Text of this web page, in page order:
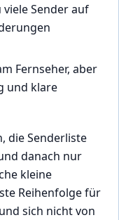
Sender auf
Fernseher, aber
und klare
die Senderliste
danach nur
kleine
Reihenfolge für
sich nicht von